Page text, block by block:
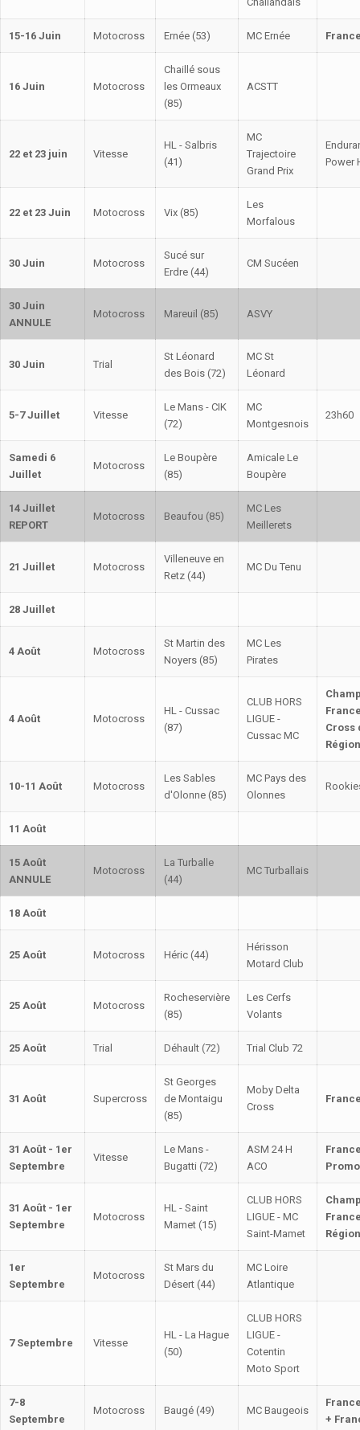
15-16 Juin Motocross Ernée (53) MC Ernée
16 Juin Motocross
Chaillé sous
les Ormeaux
(85)
ACSTT
22 et 23 juin Vitesse
HL - Salbris
(41)
MC
Trajectoire
Grand Prix
Power
22 et 23 Juin Motocross Vix (85)
Les
Morfalous
30 Juin Motocross
Sucé sur
Erdre (44)
CM Sucéen
30 Juin
ANNULE
Motocross Mareuil (85) ASVY
30 Juin Trial
St Léonard
des Bois (72)
MC St
Léonard
5-7 Juillet Vitesse
Le Mans - CIK
(72)
MC
Montgesnois
23h60
Samedi 6
Juillet
Motocross
Le Boupère
(85)
Amicale Le
Boupère
14 Juillet
REPORT
Motocross Beaufou (85)
MC Les
Meillerets
21 Juillet Motocross
Villeneuve en
Retz (44)
MC Du Tenu
28 Juillet
4 Août Motocross
St Martin des
Noyers (85)
MC Les
Pirates
4 Août Motocross
HL - Cussac
(87)
CLUB HORS
LIGUE -
Cussac MC
Cross
10-11 Août Motocross
Les Sables
d'Olonne (85)
MC Pays des
Olonnes
11 Août
15 Août
ANNULE
Motocross
La Turballe
(44)
MC Turballais
18 Août
25 Août Motocross Héric (44)
Hérisson
Motard Club
25 Août Motocross
Rocheservière
(85)
Les Cerfs
Volants
25 Août Trial Déhault (72) Trial Club 72
31 Août Supercross
St Georges
de Montaigu
(85)
Moby Delta
Cross
31 Août - 1er
Septembre
Vitesse
Le Mans -
Bugatti (72)
ASM 24 H
ACO
31 Août - 1er
Septembre
Motocross
HL - Saint
Mamet (15)
CLUB HORS
LIGUE - MC
Saint-Mamet
1er
Septembre
Motocross
St Mars du
Désert (44)
MC Loire
Atlantique
7 Septembre Vitesse
HL - La Hague
(50)
CLUB HORS
LIGUE -
Cotentin
Moto Sport
7-8
Septembre
Motocross Baugé (49) MC Baugeois
+